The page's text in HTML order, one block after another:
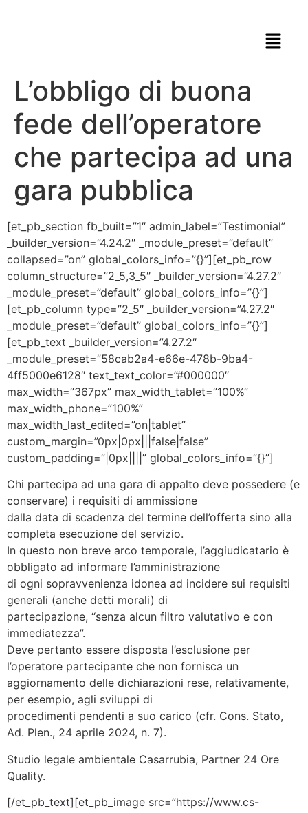
L’obbligo di buona
fede dell’operatore
che partecipa ad una
gara pubblica
[et_pb_section fb_built=”1″ admin_label=”Testimonial”
_builder_version=”4.24.2″ _module_preset=”default”
collapsed=”on” global_colors_info=”{}”][et_pb_row
column_structure=”2_5,3_5″ _builder_version=”4.27.2″
_module_preset=”default” global_colors_info=”{}”]
[et_pb_column type=”2_5″ _builder_version=”4.27.2″
_module_preset=”default” global_colors_info=”{}”]
[et_pb_text _builder_version=”4.27.2″
_module_preset=”58cab2a4-e66e-478b-9ba4-
4ff5000e6128″ text_text_color=”#000000″
max_width=”367px” max_width_tablet=”100%”
max_width_phone=”100%”
max_width_last_edited=”on|tablet”
custom_margin=”0px|0px|||false|false”
custom_padding=”|0px||||” global_colors_info=”{}”]
Chi partecipa ad una gara di appalto deve possedere (e
conservare) i requisiti di ammissione
dalla data di scadenza del termine dell’offerta sino alla
completa esecuzione del servizio.
In questo non breve arco temporale, l’aggiudicatario è
obbligato ad informare l’amministrazione
di ogni sopravvenienza idonea ad incidere sui requisiti
generali (anche detti morali) di
partecipazione, “senza alcun filtro valutativo e con
immediatezza”.
Deve pertanto essere disposta l’esclusione per
l’operatore partecipante che non fornisca un
aggiornamento delle dichiarazioni rese, relativamente,
per esempio, agli sviluppi di
procedimenti pendenti a suo carico (cfr. Cons. Stato,
Ad. Plen., 24 aprile 2024, n. 7).
Studio legale ambientale Casarrubia, Partner 24 Ore
Quality.
[/et_pb_text][et_pb_image src=”https://www.cs-